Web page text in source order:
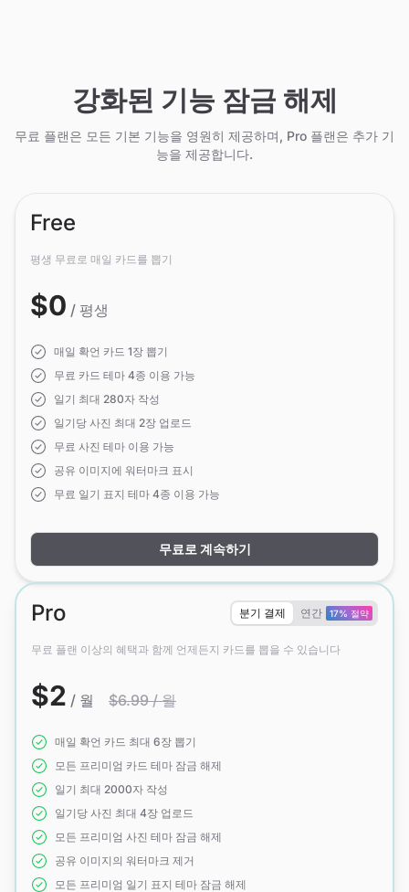
강화된 기능 잠금 해제
무료 플랜은 모든 기본 기능을 영원히 제공하며, Pro 플랜은 추가 기
능을 제공합니다.
Free
평생 무료로 매일 카드를 뽑기
$0 / 평생
매일 확언 카드 1장 뽑기
무료 카드 테마 4종 이용 가능
일기 최대 280자 작성
일기당 사진 최대 2장 업로드
무료 사진 테마 이용 가능
공유 이미지에 워터마크 표시
무료 일기 표지 테마 4종 이용 가능
무료로 계속하기
Pro 분기 결제 연간 17% 절약
무료 플랜 이상의 혜택과 함께 언제든지 카드를 뽑을 수 있습니다
$2 / 월 $6.99 / 월
매일 확언 카드 최대 6장 뽑기
모든 프리미엄 카드 테마 잠금 해제
일기 최대 2000자 작성
일기당 사진 최대 4장 업로드
모든 프리미엄 사진 테마 잠금 해제
공유 이미지의 워터마크 제거
모든 프리미엄 일기 표지 테마 잠금 해제